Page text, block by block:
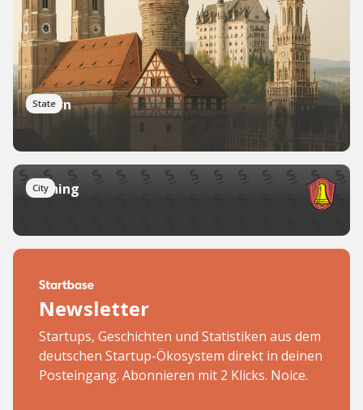
State
Bayern
City
Gilching
Newsletter
Startups, Geschichten und Statistiken aus dem
deutschen Startup-Ökosystem direkt in deinen
Posteingang. Abonnieren mit 2 Klicks. Noice.